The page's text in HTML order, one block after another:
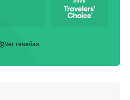
Ver reseñas